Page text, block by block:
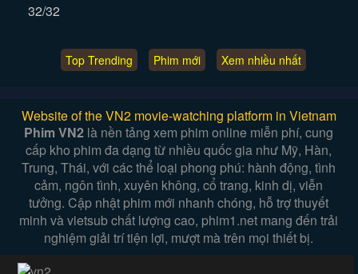
32/32
Top Trending Phim mới Xem nhiều nhất
Website of the VN2 movie-watching platform in Vietnam
Phim VN2 là nền tảng xem phim online miễn phí, cung
cấp kho phim đa dạng từ nhiều quốc gia như Mỹ, Hàn,
Trung, Thái, với các thể loại phong phú: hành động, tình
cảm, ngôn tình, xuyên không, cổ trang, kinh dị, viễn
tưởng. Cập nhật phim mới nhanh chóng, hỗ trợ thuyết
minh và vietsub chất lượng cao, phim1.net mang đến trải
nghiệm giải trí tiện lợi, mượt mà trên mọi thiết bị.